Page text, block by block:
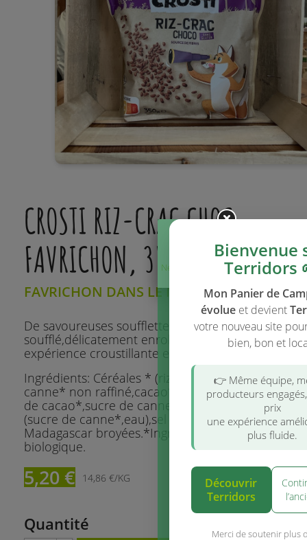
CROSTI RIZ-CRAC CHOC,
FAVRICHON, 350 G
FAVRICHON DANS LE MASSIF CENTRAL
De savoureuses soufflettes à base de riz
soufflé,délicatement enrobées de chocolat,pour
expérience croustillante et gourmande.
Ingrédients: Céréales * (riz* 39,8%,maïs*
canne* non raffiné,cacao* en poudre,chocolat*
de cacao*,sucre de canne*,beurre de
(sucre de canne*,eau),sel de mer,gousses de
Madagascar broyées.*Ingrédients issus de
biologique.
5,20 € 14,86 €/KG
Quantité
Bienvenue
Terridors
Mon Panier de
évolue et devient
votre nouveau site
bien, bon et
👉 Même équipe,
producteurs
prix
une expérience
plus fluide.
Découvrir
Terridors
Merci de soutenir plus
Ne plus afficher